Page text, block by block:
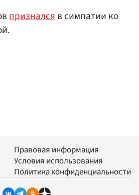
призналсяв симпатии ко
Правовая информация
Условия использования
Политика конфиденциальности